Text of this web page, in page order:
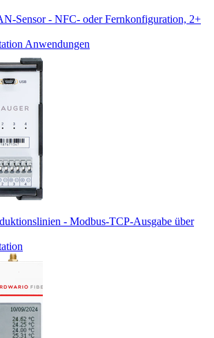
Sensor - NFC- oder Fernkonfiguration, 2+
Anwendungen
- Modbus-TCP-Ausgabe über